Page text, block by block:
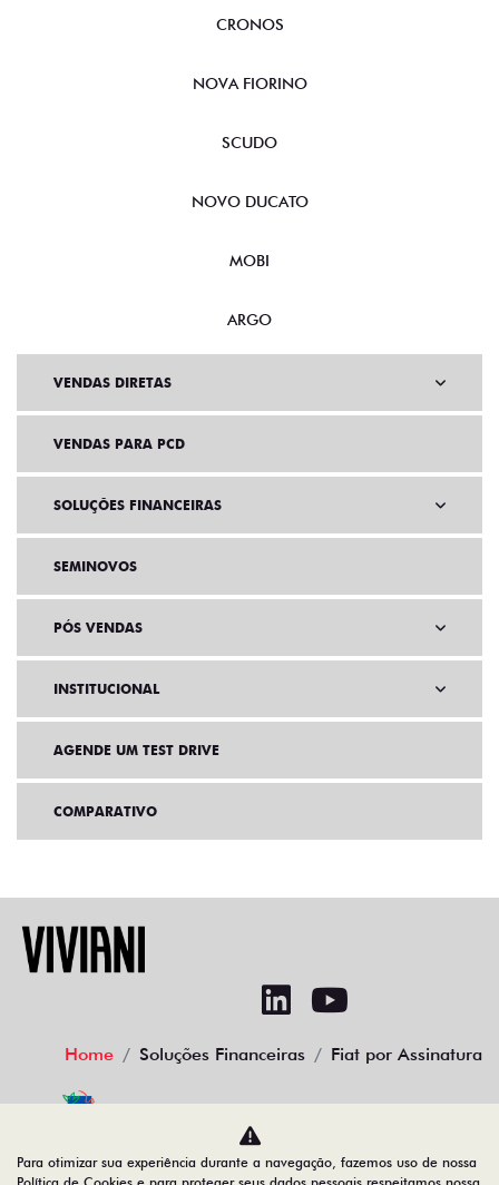
CRONOS
NOVA FIORINO
SCUDO
NOVO DUCATO
MOBI
ARGO
VENDAS DIRETAS
VENDAS PARA PCD
SOLUÇÕES FINANCEIRAS
SEMINOVOS
PÓS VENDAS
INSTITUCIONAL
AGENDE UM TEST DRIVE
COMPARATIVO
Home Soluções Financeiras Fiat por Assinatura
Para otimizar sua experiência durante a navegação, fazemos uso de nossa